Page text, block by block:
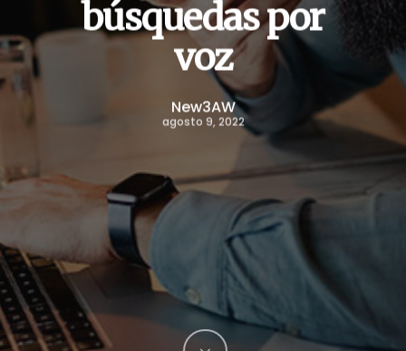
búsquedas por
voz
New3AW
agosto 9, 2022